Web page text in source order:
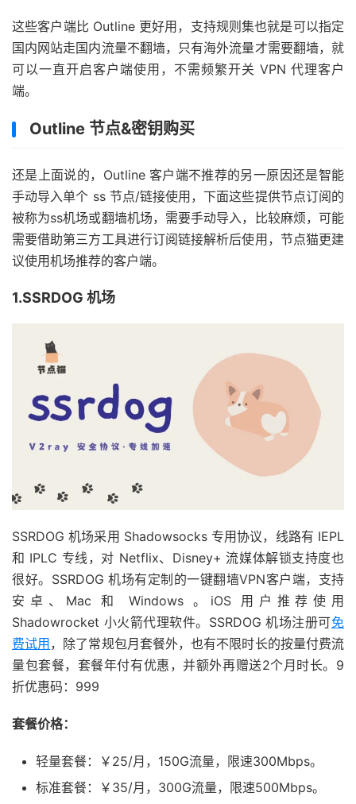
这些客户端比 Outline 更好用，支持规则集也就是可以指定
国内网站走国内流量不翻墙，只有海外流量才需要翻墙，就
可以一直开启客户端使用，不需频繁开关 VPN 代理客户
端。
Outline 节点&密钥购买
还是上面说的，Outline 客户端不推荐的另一原因还是智能
手动导入单个 ss 节点/链接使用，下面这些提供节点订阅的
被称为ss机场或翻墙机场，需要手动导入，比较麻烦，可能
需要借助第三方工具进行订阅链接解析后使用，节点猫更建
议使用机场推荐的客户端。
1.SSRDOG 机场
SSRDOG 机场采用 Shadowsocks 专用协议，线路有 IEPL
和 IPLC 专线，对 Netflix、Disney+ 流媒体解锁支持度也
很好。SSRDOG 机场有定制的一键翻墙VPN客户端，支持
安卓、Mac 和 Windows 。iOS 用户推荐使用
Shadowrocket 小火箭代理软件。SSRDOG 机场注册可免
费试用 ，除了常规包月套餐外，也有不限时长的按量付费流
量包套餐，套餐年付有优惠，并额外再赠送2个月时长。9
折优惠码：999
套餐价格：
轻量套餐：￥25/月，150G流量，限速300Mbps。
标准套餐：￥35/月，300G流量，限速500Mbps。